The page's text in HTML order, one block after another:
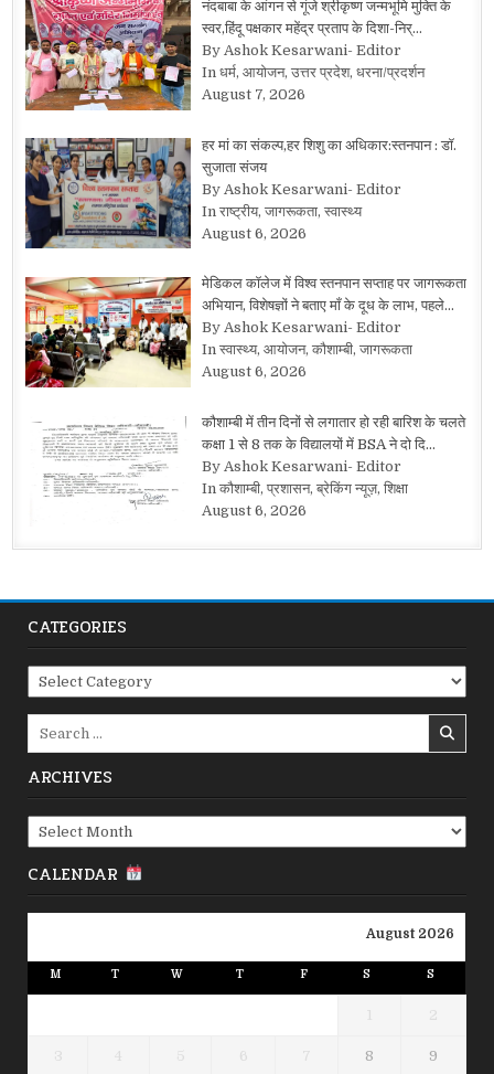
नंदबाबा के आंगन से गूंजे श्रीकृष्ण जन्मभूमि मुक्ति के
स्वर,हिंदू पक्षकार महेंद्र प्रताप के दिशा-निर्…
By Ashok Kesarwani- Editor
In धर्म, आयोजन, उत्तर प्रदेश, धरना/प्रदर्शन
August 7, 2026
हर मां का संकल्प,हर शिशु का अधिकार:स्तनपान : डॉ.
सुजाता संजय
By Ashok Kesarwani- Editor
In राष्ट्रीय, जागरूकता, स्वास्थ्य
August 6, 2026
मेडिकल कॉलेज में विश्व स्तनपान सप्ताह पर जागरूकता
अभियान, विशेषज्ञों ने बताए माँ के दूध के लाभ, पहले…
By Ashok Kesarwani- Editor
In स्वास्थ्य, आयोजन, कौशाम्बी, जागरूकता
August 6, 2026
कौशाम्बी में तीन दिनों से लगातार हो रही बारिश के चलते
कक्षा 1 से 8 तक के विद्यालयों में BSA ने दो दि…
By Ashok Kesarwani- Editor
In कौशाम्बी, प्रशासन, ब्रेकिंग न्यूज़, शिक्षा
August 6, 2026
CATEGORIES
Categories
ARCHIVES
Archives
CALENDAR
August 2026
M T W T F S S
1 2
3 4 5 6 7 8 9